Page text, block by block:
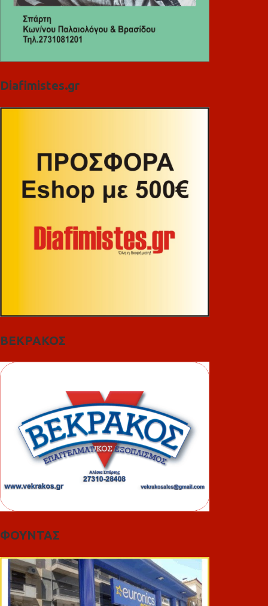
Diafimistes.gr
ΒΕΚΡΑΚΟΣ
ΦΟΥΝΤΑΣ